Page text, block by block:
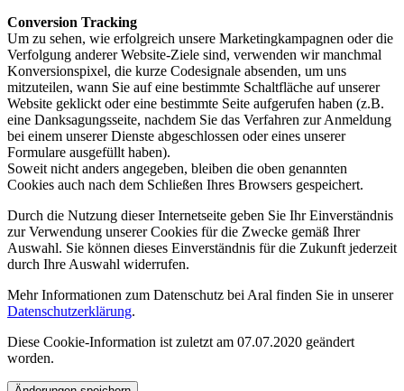
Conversion Tracking
Um zu sehen, wie erfolgreich unsere Marketingkampagnen oder die
Verfolgung anderer Website-Ziele sind, verwenden wir manchmal
Konversionspixel, die kurze Codesignale absenden, um uns
mitzuteilen, wann Sie auf eine bestimmte Schaltfläche auf unserer
Website geklickt oder eine bestimmte Seite aufgerufen haben (z.B.
eine Danksagungsseite, nachdem Sie das Verfahren zur Anmeldung
bei einem unserer Dienste abgeschlossen oder eines unserer
Formulare ausgefüllt haben).
Soweit nicht anders angegeben, bleiben die oben genannten
Cookies auch nach dem Schließen Ihres Browsers gespeichert.
Durch die Nutzung dieser Internetseite geben Sie Ihr Einverständnis
zur Verwendung unserer Cookies für die Zwecke gemäß Ihrer
Auswahl. Sie können dieses Einverständnis für die Zukunft jederzeit
durch Ihre Auswahl widerrufen.
Mehr Informationen zum Datenschutz bei Aral finden Sie in unserer
Datenschutzerklärung.
Diese Cookie-Information ist zuletzt am 07.07.2020 geändert
worden.